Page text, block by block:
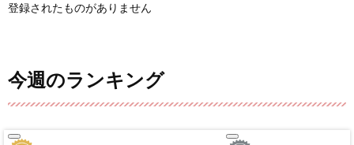
登録されたものがありません
今週のランキング